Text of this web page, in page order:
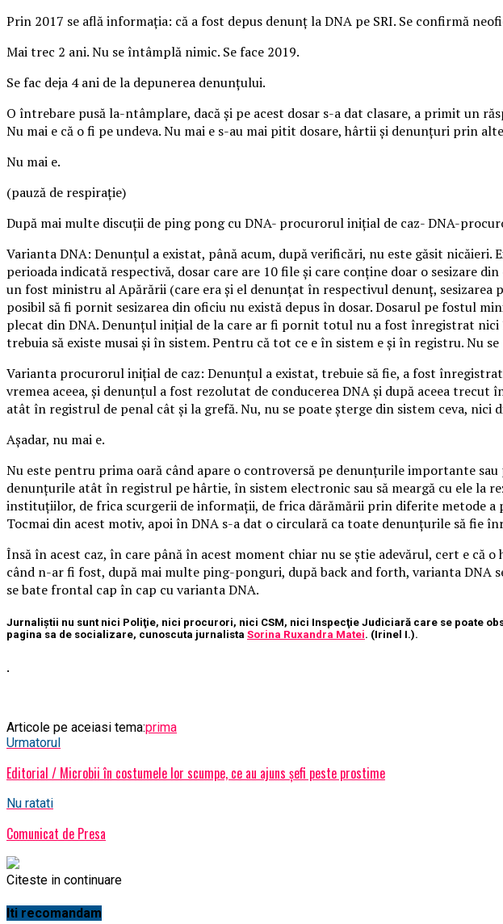
Prin 2017 se află informaţia: că a fost depus denunţ la DNA pe SRI. Se confirmă
Mai trec 2 ani. Nu se întâmplă nimic. Se face 2019.
Se fac deja 4 ani de la depunerea denunţului.
O întrebare pusă la-ntâmplare, dacă şi pe acest dosar s-a dat clasare, a primit un
Nu mai e că o fi pe undeva. Nu mai e s-au mai pitit dosare, hârtii şi denunţuri prin
Nu mai e.
(pauză de respiraţie)
După mai multe discuţii de ping pong cu DNA- procurorul iniţial de caz- DNA-
Varianta DNA: Denunţul a existat, până acum, după verificări, nu este găsit
perioada indicată respectivă, dosar care are 10 file şi care conţine doar o sesizare
un fost ministru al Apărării (care era şi el denunţat în respectivul denunţ, sesizarea
posibil să fi pornit sesizarea din oficiu nu există depus în dosar. Dosarul pe fostul
plecat din DNA. Denunţul iniţial de la care ar fi pornit totul nu a fost înregistrat
trebuia să existe musai şi în sistem. Pentru că tot ce e în sistem e şi în registru. Nu
Varianta procurorul iniţial de caz: Denunţul a existat, trebuie să fie, a fost
vremea aceea, şi denunţul a fost rezolutat de conducerea DNA şi după aceea
atât în registrul de penal cât şi la grefă. Nu, nu se poate şterge din sistem ceva, nici
Aşadar, nu mai e.
Nu este pentru prima oară când apare o controversă pe denunţurile importante
denunţurile atât în registrul pe hârtie, în sistem electronic sau să meargă cu ele la
instituţiilor, de frica scurgerii de informaţii, de frica dărămării prin diferite metode a
Tocmai din acest motiv, apoi în DNA s-a dat o circulară ca toate denunţurile să
Însă în acest caz, în care până în acest moment chiar nu se ştie adevărul, cert e că
când n-ar fi fost, după mai multe ping-ponguri, după back and forth, varianta
se bate frontal cap în cap cu varianta DNA.
Jurnaliştii nu sunt nici Poliţie, nici procurori, nici CSM, nici Inspecţie Judiciară care se poate
pagina sa de socializare, cunoscuta jurnalista Sorina Ruxandra Matei. (Irinel I.).
.
Articole pe aceiasi tema:prima
Urmatorul
Editorial / Microbii în costumele lor scumpe, ce au ajuns șefi peste prostime
Nu ratati
Comunicat de Presa
Citeste in continuare
Iti recomandam